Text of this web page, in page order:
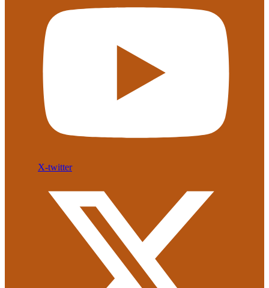
X-twitter